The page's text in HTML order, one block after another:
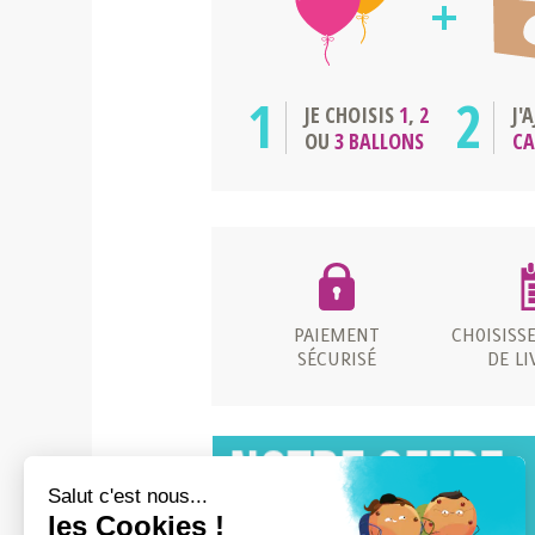
1 JE CHOISIS 1, 2
OU 3 BALLONS 2
PAIEMENT
SÉCURISÉ
DE
Salut c'est nous...
les Cookies !